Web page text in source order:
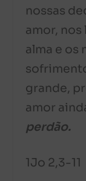
nossas
amor, nos
alma e os
grande,
amor
perdão.
1Jo 2,3-11